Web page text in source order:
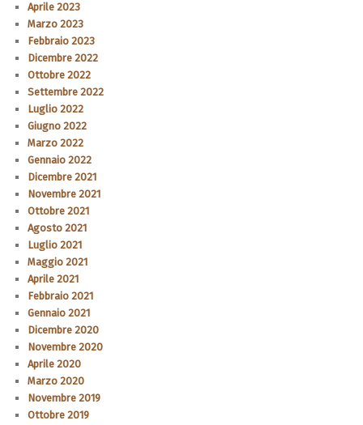
Aprile 2023
Marzo 2023
Febbraio 2023
Dicembre 2022
Ottobre 2022
Settembre 2022
Luglio 2022
Giugno 2022
Marzo 2022
Gennaio 2022
Dicembre 2021
Novembre 2021
Ottobre 2021
Agosto 2021
Luglio 2021
Maggio 2021
Aprile 2021
Febbraio 2021
Gennaio 2021
Dicembre 2020
Novembre 2020
Aprile 2020
Marzo 2020
Novembre 2019
Ottobre 2019